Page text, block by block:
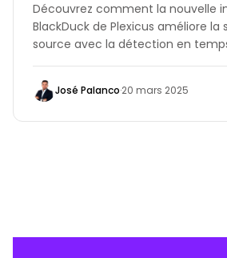
Découvrez comment la nouvelle
BlackDuck de Plexicus améliore
source avec la détection en
vulnérabilités, la priorisation
risques et des flux de travail
transparents.
José Palanco·20 mars 2025